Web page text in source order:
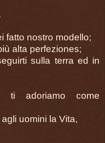
fatto nostro modello;
alta perfeziones;
sulla terra ed in
ti adoriamo come
uomini la Vita,